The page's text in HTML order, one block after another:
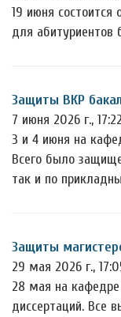
19 июня
для абитуриентов
Защиты ВКР
7 июня 2026 г., 17:22
3 и 4 июня на
Всего было
так и по
Защиты
29 мая 2026 г.,
28 мая на
диссертаций. Все